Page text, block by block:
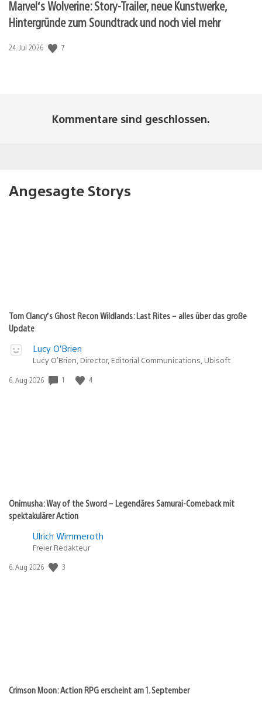
Marvel‘s Wolverine: Story-Trailer, neue Kunstwerke,
Hintergründe zum Soundtrack und noch viel mehr
Veröffentlichungsdatum:
24. Jul 2026 7
Kommentare sind geschlossen.
Angesagte Storys
Tom Clancy’s Ghost Recon Wildlands: Last Rites – alles über das große
Update
Lucy O’Brien
Lucy O’Brien, Director, Editorial Communications, Ubisoft
Veröffentlichungsdatum:
6. Aug 2026 1 4
Onimusha: Way of the Sword – Legendäres Samurai-Comeback mit
spektakulärer Action
Ulrich Wimmeroth
Freier Redakteur
Veröffentlichungsdatum:
6. Aug 2026 3
Crimson Moon: Action RPG erscheint am 1. September